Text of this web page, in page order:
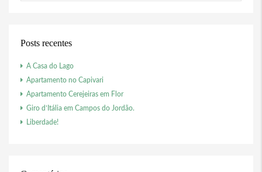
Posts recentes
A Casa do Lago
Apartamento no Capivari
Apartamento Cerejeiras em Flor
Giro d’Itália em Campos do Jordão.
Liberdade!